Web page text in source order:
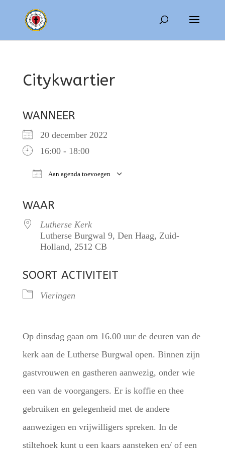
Citykwartier
WANNEER
20 december 2022
16:00 - 18:00
Aan agenda toevoegen
WAAR
Lutherse Kerk
Lutherse Burgwal 9, Den Haag, Zuid-
Holland, 2512 CB
SOORT ACTIVITEIT
Vieringen
Op dinsdag gaan om 16.00 uur de deuren van de
kerk aan de Lutherse Burgwal open. Binnen zijn
gastvrouwen en gastheren aanwezig, onder wie
een van de voorgangers. Er is koffie en thee
gebruiken en gelegenheid met de andere
aanwezigen en vrijwilligers spreken. In de
stiltehoek kunt u een kaars aansteken en/ of een